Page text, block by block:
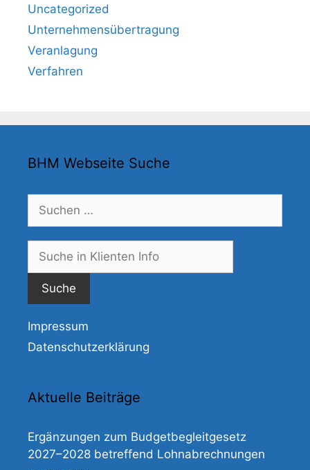
Uncategorized
Unternehmensübertragung
Veranlagung
Verfahren
BHM Webseite Suche
Suchen
nach:
Impressum
Datenschutzerklärung
Aktuelle Beiträge
Ergänzungen zum Budgetbegleitgesetz
2027–2028 betreffend Lohnabrechnungen